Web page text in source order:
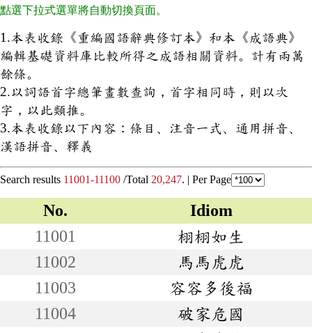
點選下拉式選單將自動切換頁面。
1.本表收錄《重編國語辭典修訂本》和本《成語典》
編輯基礎資料庫比較所得之成語相關資料。計有兩萬
餘條。
2.以詞語首字總筆畫數查詢，首字相同時，則以次
字，以此類推。
3.本表收錄以下內容：條目、注音一式、通用拼音、
漢語拼音、釋義
Search results 11001-11100 /Total 20,247. | Per Page
No.
Idiom
11001
栩栩如生
11002
馬馬虎虎
11003
容容多後福
11004
破家危國